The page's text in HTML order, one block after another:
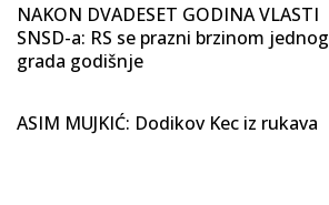
NAKON DVADESET GODINA VLASTI
SNSD-a: RS se prazni brzinom jednog
grada godišnje
ASIM MUJKIĆ: Dodikov Kec iz rukava